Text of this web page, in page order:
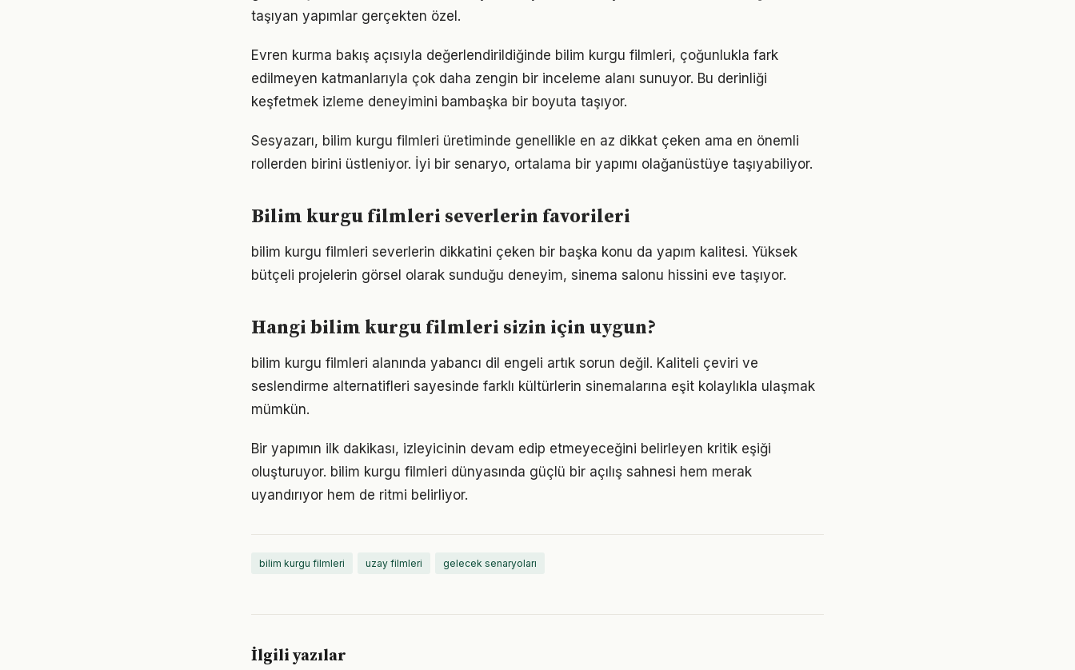
taşıyan yapımlar gerçekten özel.
Evren kurma bakış açısıyla değerlendirildiğinde bilim kurgu filmleri, çoğunlukla fark
edilmeyen katmanlarıyla çok daha zengin bir inceleme alanı sunuyor. Bu derinliği
keşfetmek izleme deneyimini bambaşka bir boyuta taşıyor.
Sesyazarı, bilim kurgu filmleri üretiminde genellikle en az dikkat çeken ama en önemli
rollerden birini üstleniyor. İyi bir senaryo, ortalama bir yapımı olağanüstüye taşıyabiliyor.
Bilim kurgu filmleri severlerin favorileri
bilim kurgu filmleri severlerin dikkatini çeken bir başka konu da yapım kalitesi. Yüksek
bütçeli projelerin görsel olarak sunduğu deneyim, sinema salonu hissini eve taşıyor.
Hangi bilim kurgu filmleri sizin için uygun?
bilim kurgu filmleri alanında yabancı dil engeli artık sorun değil. Kaliteli çeviri ve
seslendirme alternatifleri sayesinde farklı kültürlerin sinemalarına eşit kolaylıkla ulaşmak
mümkün.
Bir yapımın ilk dakikası, izleyicinin devam edip etmeyeceğini belirleyen kritik eşiği
oluşturuyor. bilim kurgu filmleri dünyasında güçlü bir açılış sahnesi hem merak
uyandırıyor hem de ritmi belirliyor.
bilim kurgu filmleri uzay filmleri gelecek senaryoları
İlgili yazılar